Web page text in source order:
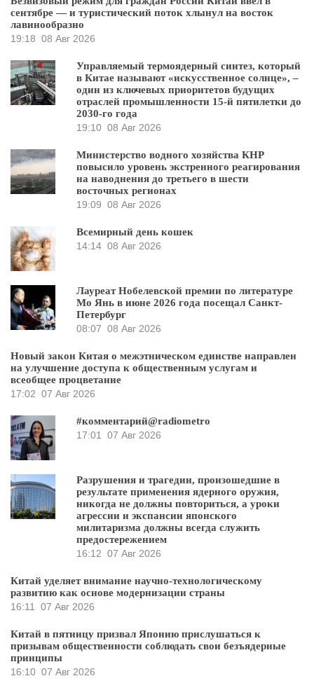
сентябре — и туристический поток хлынул на восток
лавинообразно
19:18 08 Авг 2026
Управляемый термоядерный синтез, который
в Китае называют «искусственное солнце», –
один из ключевых приоритетов будущих
отраслей промышленности 15-й пятилетки до
2030-го года
19:10 08 Авг 2026
Министерство водного хозяйства КНР
повысило уровень экстренного реагирования
на наводнения до третьего в шести
восточных регионах
19:09 08 Авг 2026
Всемирный день кошек
14:14 08 Авг 2026
Лауреат Нобелевской премии по литературе
Мо Янь в июне 2026 года посещал Санкт-
Петербург
08:07 08 Авг 2026
Новый закон Китая о межэтническом единстве направлен
на улучшение доступа к общественным услугам и
всеобщее процветание
17:02 07 Авг 2026
#комментарий@radiometro
17:01
07 Авг 2026
Разрушения и трагедии, произошедшие в
результате применения ядерного оружия,
никогда не должны повториться, а уроки
агрессии и экспансии японского
милитаризма должны всегда служить
предостережением
16:12 07 Авг 2026
Китай уделяет внимание научно-технологическому
развитию как основе модернизации страны
16:11
07 Авг 2026
Китай в пятницу призвал Японию прислушаться к
призывам общественности соблюдать свои безъядерные
принципы
16:10 07 Авг 2026